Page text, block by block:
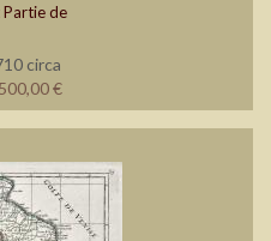
de
circa
€